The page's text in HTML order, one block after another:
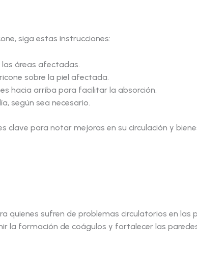
siga estas instrucciones:
las áreas afectadas.
sobre la piel afectada.
hacia arriba para facilitar la absorción.
según sea necesario.
clave para notar mejoras en su circulación y
quienes sufren de problemas circulatorios en
la formación de coágulos y fortalecer las